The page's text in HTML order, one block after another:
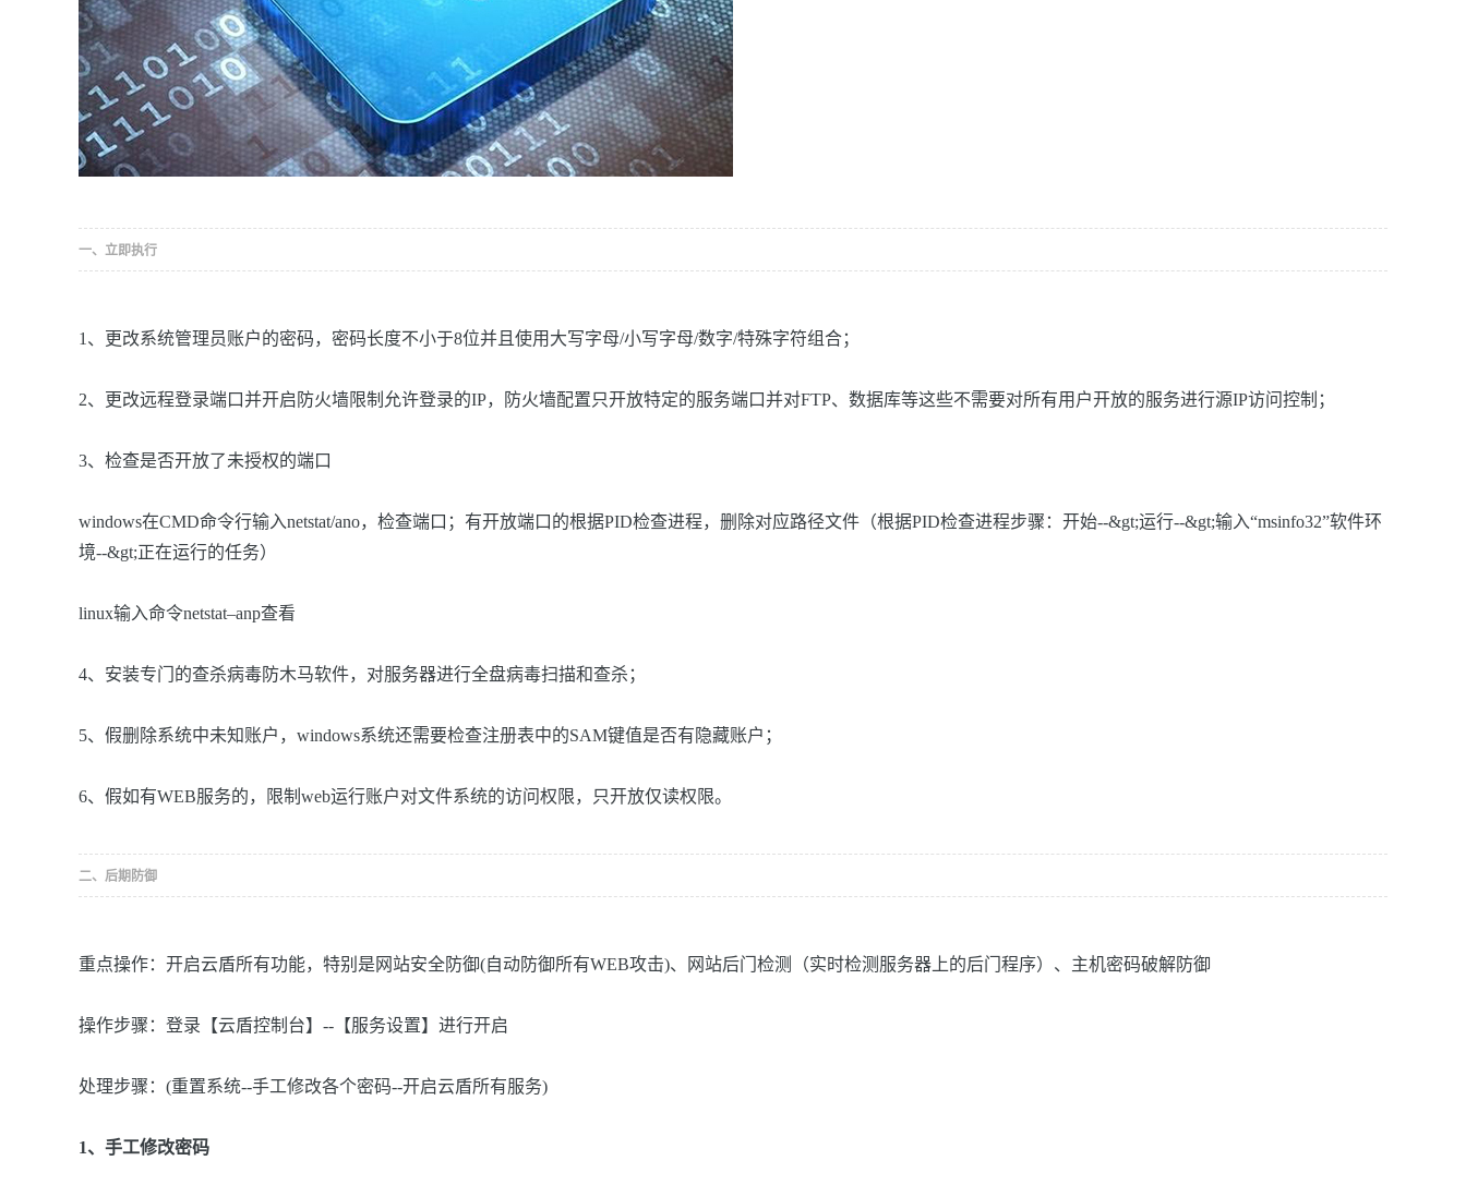
一、立即执行
1、更改系统管理员账户的密码，密码长度不小于8位并且使用大写字母/小写字母/数字/特殊字符组合；
2、更改远程登录端口并开启防火墙限制允许登录的IP，防火墙配置只开放特定的服务端口并对FTP、数据库等这些不需要对所有用户开放的服务进行源IP访问控制；
3、检查是否开放了未授权的端口
windows在CMD命令行输入netstat/ano，检查端口；有开放端口的根据PID检查进程，删除对应路径文件（根据PID检查进程步骤：开始--&gt;运行--&gt;输入“msinfo32”软件环
境--&gt;正在运行的任务）
linux输入命令netstat–anp查看
4、安装专门的查杀病毒防木马软件，对服务器进行全盘病毒扫描和查杀；
5、假删除系统中未知账户，windows系统还需要检查注册表中的SAM键值是否有隐藏账户；
6、假如有WEB服务的，限制web运行账户对文件系统的访问权限，只开放仅读权限。
二、后期防御
重点操作：开启云盾所有功能，特别是网站安全防御(自动防御所有WEB攻击)、网站后门检测（实时检测服务器上的后门程序）、主机密码破解防御
操作步骤：登录【云盾控制台】--【服务设置】进行开启
处理步骤：(重置系统--手工修改各个密码--开启云盾所有服务)
1、手工修改密码